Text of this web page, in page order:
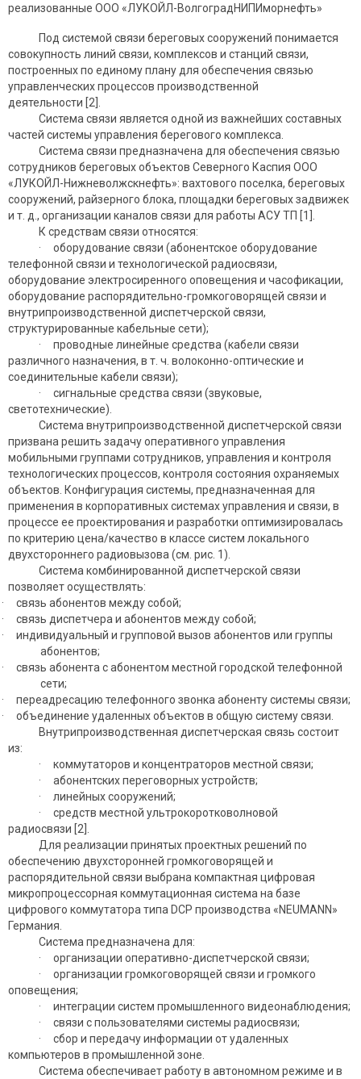
реализованные ООО «ЛУКОЙЛ-ВолгоградНИПИморнефть»
Под системой связи береговых сооружений понимается
совокупность линий связи, комплексов и станций связи,
построенных по единому плану для обеспечения связью
управленческих процессов производственной
деятельности [2].
Система связи является одной из важнейших составных
частей системы управления берегового комплекса.
Система связи предназначена для обеспечения связью
сотрудников береговых объектов Северного Каспия ООО
«ЛУКОЙЛ-Нижневолжскнефть»: вахтового поселка, береговых
сооружений, райзерного блока, площадки береговых задвижек
и т. д., организации каналов связи для работы АСУ ТП [1].
К средствам связи относятся:
· оборудование связи (абонентское оборудование
телефонной связи и технологической радиосвязи,
оборудование электросиренного оповещения и часофикации,
оборудование распорядительно-громкоговорящей связи и
внутрипроизводственной диспетчерской связи,
структурированные кабельные сети);
· проводные линейные средства (кабели связи
различного назначения, в т. ч. волоконно-оптические и
соединительные кабели связи);
· сигнальные средства связи (звуковые,
светотехнические).
Система внутрипроизводственной диспетчерской связи
призвана решить задачу оперативного управления
мобильными группами сотрудников, управления и контроля
технологических процессов, контроля состояния охраняемых
объектов. Конфигурация системы, предназначенная для
применения в корпоративных системах управления и связи, в
процессе ее проектирования и разработки оптимизировалась
по критерию цена/качество в классе систем локального
двухстороннего радиовызова (см. рис. 1).
Система комбинированной диспетчерской связи
позволяет осуществлять:
· связь абонентов между собой;
· связь диспетчера и абонентов между собой;
· индивидуальный и групповой вызов абонентов или группы
абонентов;
· связь абонента с абонентом местной городской телефонной
сети;
· переадресацию телефонного звонка абоненту системы связи;
· объединение удаленных объектов в общую систему связи.
Внутрипроизводственная диспетчерская связь состоит
из:
· коммутаторов и концентраторов местной связи;
· абонентских переговорных устройств;
· линейных сооружений;
· средств местной ультрокоротковолновой
радиосвязи [2].
Для реализации принятых проектных решений по
обеспечению двухсторонней громкоговорящей и
распорядительной связи выбрана компактная цифровая
микропроцессорная коммутационная система на базе
цифрового коммутатора типа DCP производства «NEUMANN»
Германия.
Система предназначена для:
· организации оперативно-диспетчерской связи;
· организации громкоговорящей связи и громкого
оповещения;
· интеграции систем промышленного видеонаблюдения;
· связи с пользователями системы радиосвязи;
· сбор и передачу информации от удаленных
компьютеров в промышленной зоне.
Система обеспечивает работу в автономном режиме и в